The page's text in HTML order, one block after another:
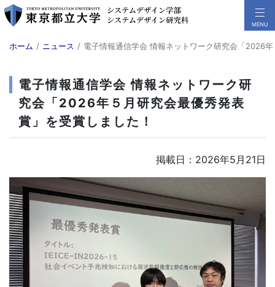
ホーム ニュース 電子情報通信学会 情報ネットワーク研究会「2026
電子情報通信学会 情報ネットワーク研
究会「2026年５月研究会最優秀発表
賞」を受賞しました！
掲載日：2026年5月21日